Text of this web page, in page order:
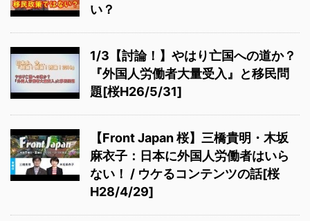
い？
1/3【討論！】やはり亡国への道か？
『外国人労働者大量受入』と移民問
題[桜H26/5/31]
【Front Japan 桜】三橋貴明・木坂
麻衣子：日本に外国人労働者はいら
ない！ / ウケるコンテンツの話[桜
H28/4/29]